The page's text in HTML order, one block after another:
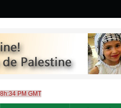
8h:34 PM GMT